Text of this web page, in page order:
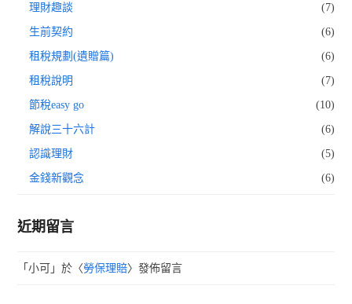
理財趣談 (7)
生前契約 (6)
租稅規劃(遺贈篇) (6)
租稅說明 (7)
節稅easy go (10)
解說三十六計 (6)
認識理財 (5)
金錢新觀念 (6)
近期留言
「小可 」於〈勞保理賠〉發佈留言